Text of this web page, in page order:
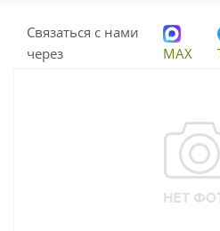
Связаться с нами
через
MAX